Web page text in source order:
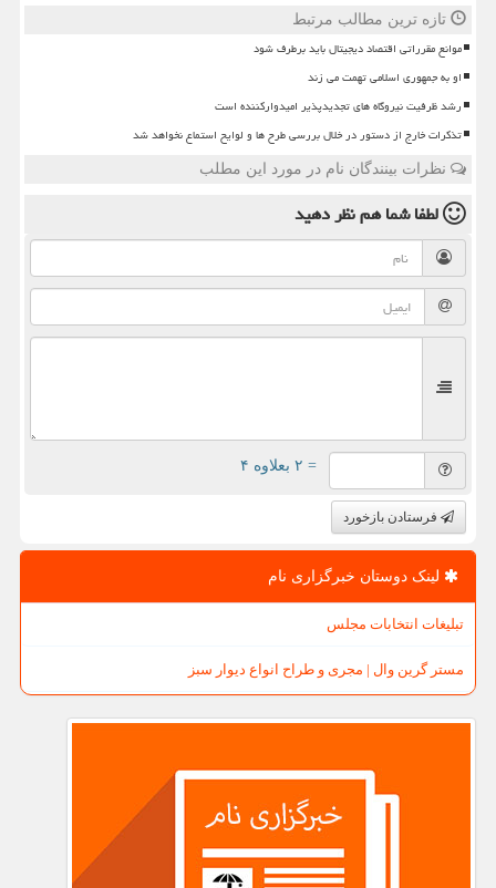
تازه ترین مطالب مرتبط
موانع مقرراتی اقتصاد دیجیتال باید برطرف شود
او به جمهوری اسلامی تهمت می زند
رشد ظرفیت نیروگاه های تجدیدپذیر امیدوارکننده است
تذکرات خارج از دستور در خلال بررسی طرح ها و لوایح استماع نخواهد شد
نظرات بینندگان نام در مورد این مطلب
لطفا شما همنظر دهید
= ۲ بعلاوه ۴
فرستادن بازخورد
لینک دوستان خبرگزاری نام
تبلیغات انتخابات مجلس
مستر گرین وال | مجری و طراح انواع دیوار سبز